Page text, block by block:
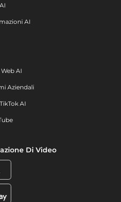
AI
AI
Aziendali
AI
Di Video